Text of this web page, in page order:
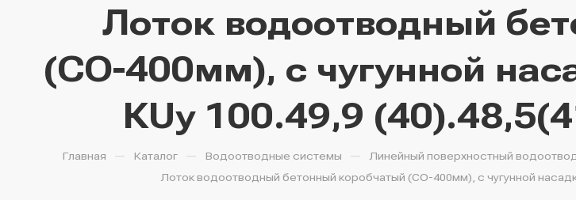
Лоток водоотводный
(СО-400мм), с чугунной
КUу 100.49,9
Главная — Каталог — Водоотводные системы — Линейный поверхностный
Лоток водоотводный бетонный коробчатый (СО-400мм), с чугунной